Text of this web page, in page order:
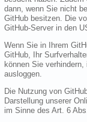
dann, wenn Sie nicht
GitHub besitzen. Die
GitHub-Server in den
Wenn Sie in Ihrem
GitHub, Ihr
können Sie
ausloggen.
Die Nutzung von
Darstellung unserer
im Sinne des Art. 6